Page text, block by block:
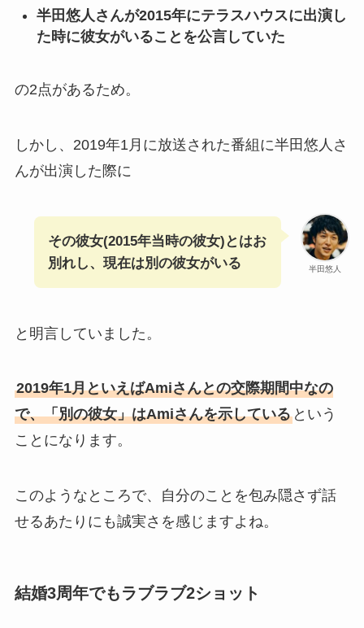
半田悠人さんが2015年にテラスハウスに出演し
た時に彼女がいることを公言していた
の2点があるため。
しかし、2019年1月に放送された番組に半田悠人さ
んが出演した際に
半田悠人
その彼女(2015年当時の彼女)とはお
別れし、現在は別の彼女がいる
と明言していました。
2019年1月といえばAmiさんとの交際期間中なの
で、「別の彼女」はAmiさんを示しているという
ことになります。
このようなところで、自分のことを包み隠さず話
せるあたりにも誠実さを感じますよね。
結婚3周年でもラブラブ2ショット